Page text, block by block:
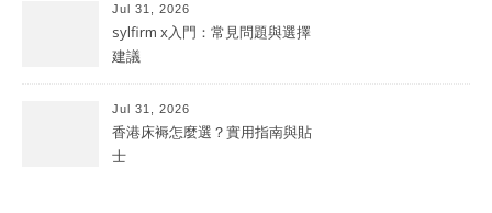
Jul 31, 2026
sylfirm x入門：常見問題與選擇
建議
Jul 31, 2026
香港床褥怎麼選？實用指南與貼
士